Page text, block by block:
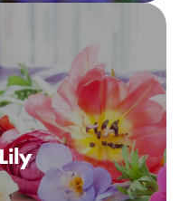
ce revine la viață, cu flori
Note inspiraționale și
cu o notă subtilă